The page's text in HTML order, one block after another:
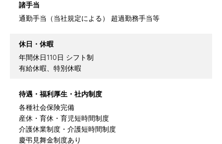
諸手当
通勤手当（当社規定による） 超過勤務手当等
休日・休暇
年間休日110日 シフト制
有給休暇、特別休暇
待遇・福利厚生・社内制度
各種社会保険完備
産休・育休・育児短時間制度
介護休業制度・介護短時間制度
慶弔見舞金制度あり